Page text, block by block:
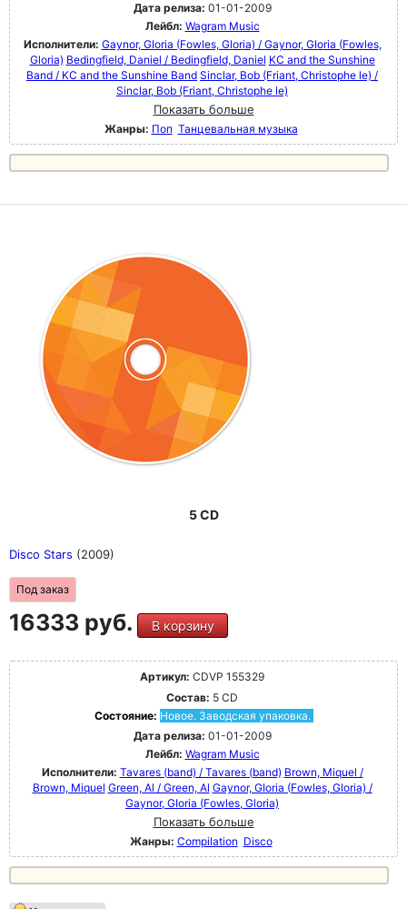
Дата релиза: 01-01-2009
Лейбл: Wagram Music
Исполнители: Gaynor, GIoria (Fowles, Gloria) / Gaynor, GIoria (Fowles,
Gloria) Bedingfield, Daniel / Bedingfield, Daniel KC and the Sunshine
Band / KC and the Sunshine Band Sinclar, Bob (Friant, Christophe le) /
Sinclar, Bob (Friant, Christophe le)
Показать больше
Жанры: Поп Танцевальная музыка
5 CD
Disco Stars (2009)
Под заказ
16333 руб. В корзину
Артикул: CDVP 155329
Состав: 5 CD
Состояние: Новое. Заводская упаковка.
Дата релиза: 01-01-2009
Лейбл: Wagram Music
Исполнители: Tavares (band) / Tavares (band) Brown, Miquel /
Brown, Miquel Green, Al / Green, Al Gaynor, GIoria (Fowles, Gloria) /
Gaynor, GIoria (Fowles, Gloria)
Показать больше
Жанры: Compilation Disco